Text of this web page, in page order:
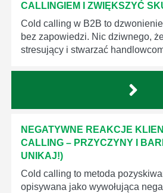
CALLINGIEM I ZWIĘKSZYĆ
Cold calling w B2B to
bez zapowiedzi. Nic dziwnego,
stresujący i stwarzać
NEGATYWNE REAKCJE
CALLING – PRZYCZYNY I
UNIKAJ!)
Cold calling to metoda
opisywana jako wywołująca